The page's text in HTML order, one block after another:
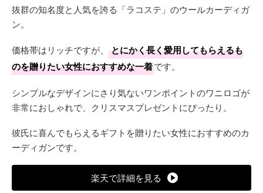
抜群の知名度と人気を誇る「ラコステ」のウールカーディガ
ン。
価格帯はリッチですが、
とにかく長く愛用してもらえるも
のを贈りたい女性におすすめな一着です。
シンプルなデザインにさり気ないワンポイントのワニロゴが
非常におしゃれで、クリスマスプレゼントにぴったり。
彼氏に喜んでもらえるギフトを贈りたい女性におすすめのカ
ーディガンです。
楽天で詳細を見る